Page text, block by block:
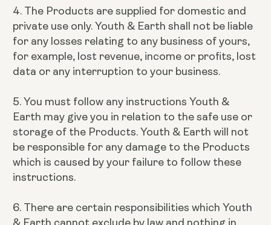
4. The Products are supplied for domestic and
private use only. Youth & Earth shall not be liable
for any losses relating to any business of yours,
for example, lost revenue, income or profits, lost
data or any interruption to your business.
5. You must follow any instructions Youth &
Earth may give you in relation to the safe use or
storage of the Products. Youth & Earth will not
be responsible for any damage to the Products
which is caused by your failure to follow these
instructions.
6. There are certain responsibilities which Youth
& Earth cannot exclude by law and nothing in